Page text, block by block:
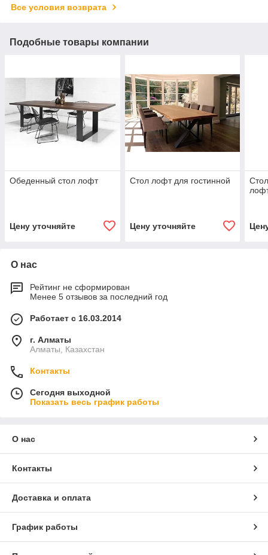
Все условия возврата
Подобные товары компании
Обеденный стол лофт
Цену уточняйте
Стол лофт для гостинной
Цену уточняйте
О нас
Рейтинг не сформирован
Менее 5 отзывов за последний год
Работает с 16.03.2014
г. Алматы
Алматы, Казахстан
Контакты
Сегодня выходной
Показать весь график работы
О нас
Контакты
Доставка и оплата
График работы